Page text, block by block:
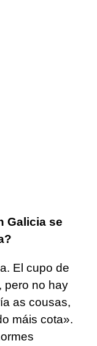
Galicia se
El cupo de
pero no hay
as cousas,
máis cota».